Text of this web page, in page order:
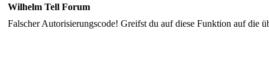
Wilhelm Tell Forum
Falscher Autorisierungscode! Greifst du auf diese Funktion auf die